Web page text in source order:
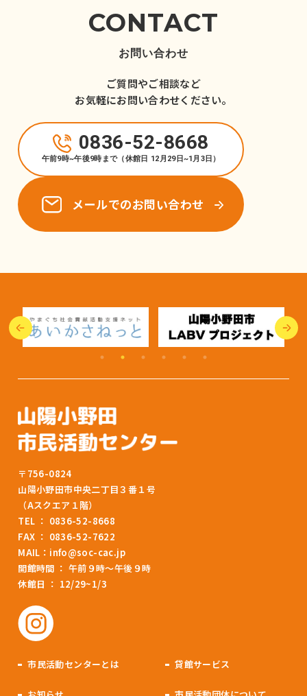
CONTACT
お問い合わせ
ご質問やご相談など
お気軽にお問い合わせください。
0836-52-8668
午前9時~午後9時まで（休館日 12月29日~1月3日）
メールでのお問い合わせ
〒756-0824
山陽小野田市中央二丁目３番１号
（Aスクエア１階）
TEL ： 0836-52-8668
FAX ： 0836-52-7622
MAIL： info@soc-cac.jp
開館時間 ： 午前９時～午後９時
休館日 ： 12/29~1/3
市民活動センターとは 貸館サービス